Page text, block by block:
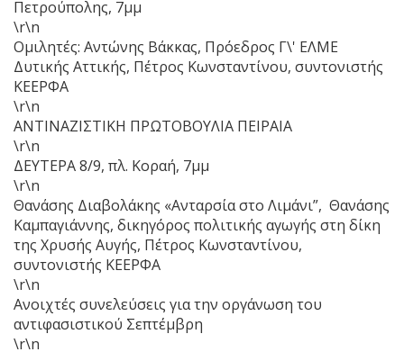
Πετρούπολης, 7μμ
\r\n
Ομιλητές: Αντώνης Βάκκας, Πρόεδρος Γ\' ΕΛΜΕ
Δυτικής Αττικής, Πέτρος Κωνσταντίνου, συντονιστής
ΚΕΕΡΦΑ
\r\n
ΑΝΤΙΝΑΖΙΣΤΙΚΗ ΠΡΩΤΟΒΟΥΛΙΑ ΠΕΙΡΑΙΑ
\r\n
ΔΕΥΤΕΡΑ 8/9, πλ. Κοραή, 7μμ
\r\n
Θανάσης Διαβολάκης «Ανταρσία στο Λιμάνι”, Θανάσης
Καμπαγιάννης, δικηγόρος πολιτικής αγωγής στη δίκη
της Χρυσής Αυγής, Πέτρος Κωνσταντίνου,
συντονιστής ΚΕΕΡΦΑ
\r\n
Ανοιχτές συνελεύσεις για την οργάνωση του
αντιφασιστικού Σεπτέμβρη
\r\n